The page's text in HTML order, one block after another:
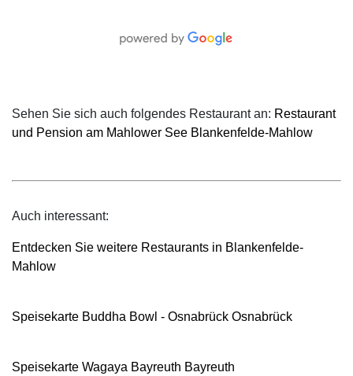
Sehen Sie sich auch folgendes Restaurant an: Restaurant
und Pension am Mahlower See Blankenfelde-Mahlow
Auch interessant:
Entdecken Sie weitere Restaurants in Blankenfelde-
Mahlow
Speisekarte Buddha Bowl - Osnabrück Osnabrück
Speisekarte Wagaya Bayreuth Bayreuth